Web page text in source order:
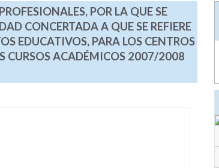
POR LA QUE SE
CONCERTADA A QUE SE REFIERE
EDUCATIVOS, PARA LOS CENTROS
CURSOS ACADÉMICOS 2007/2008